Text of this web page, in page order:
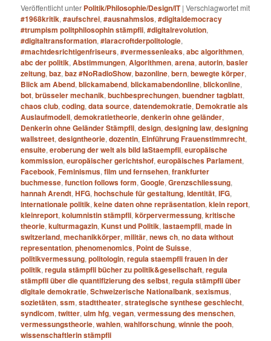
Veröffentlicht unter Politik/Philosophie/Design/IT |Verschlagwortet mit
#1968kritik,#aufschrei,#ausnahmslos,#digitaldemocracy
#trumpism politphilosophin stämpfli,#digitalrevolution,
#digitaltransformation,#laracroftderpolitologie,
#machtdesrichtigenfriseurs,#vermessenleaks,abc algorithmen,
abc der politik,Abstimmungen,Algorithmen,arena,autorin,basler
zeitung,baz,baz #NoRadioShow,bazonline,bern,bewegte körper,
Blick am Abend,blickamabend,blickamabendonline,blickonline,
bot,brüsseler mechanik,buchbesprechungen,buendner tagblatt,
chaos club,coding,data source,datendemokratie, Demokratie als
Auslaufmodell,demokratietheorie,denkerin ohne geländer,
Denkerin ohne Geländer Stämpfli,design,designing law,designing
wallstreet,designtheorie,dozentin, Einführung Frauenstimmrecht,
ensuite,eroberung der welt als bild laStaempfli,europäische
kommission,europäischer gerichtshof,europäisches Parlament,
Facebook,Feminismus,film und fernsehen,frankfurter
buchmesse,function follows form,Google,Grenzschliessung,
hannah Arendt,HFG,hochschule für gestaltung,Identität,IFG,
internationale politik,keine daten ohne repräsentation,klein report,
kleinreport,kolumnistin stämpfli,körpervermessung,kritische
theorie,kulturmagazin,Kunst und Politik,lastaempfli,made in
switzerland,mechanikkörper,militär,news ch,no data without
representation,phenomenomics, Point de Suisse,
politikvermessung,politologin,regula staempfli frauen in der
politik,regula stämpfli bücher zu politik&gesellschaft,regula
stämpfli über die quantifizierung des selbst,regula stämpfli über
digitale demokratie,Schweizerische Nationalbank,sexismus,
sozietäten,ssm,stadttheater,strategische synthese geschlecht,
syndicom,twitter,ulm hfg,vegan,vermessung des menschen,
vermessungstheorie,wahlen,wahlforschung,winnie the pooh,
wissenschaftlerin stämpfli